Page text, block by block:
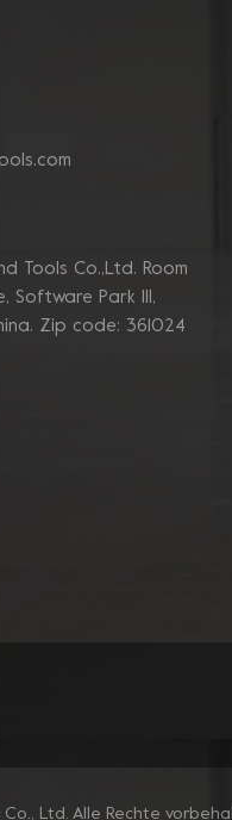
Tools Co.,Ltd. Room
Software Park Ill,
Zip code: 361024
Ltd. Alle Rechte